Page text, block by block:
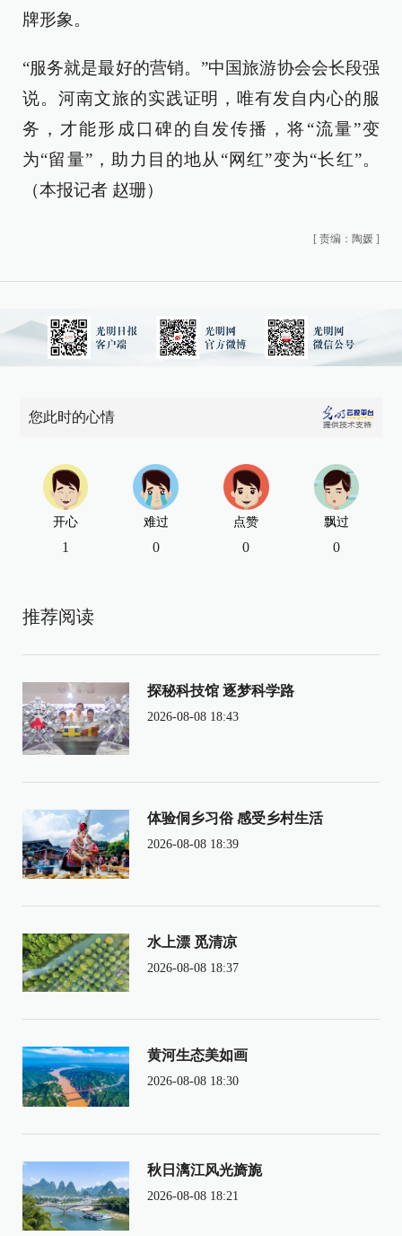
牌形象。
“服务就是最好的营销。”中国旅游协会会长段强
说。河南文旅的实践证明，唯有发自内心的服
务，才能形成口碑的自发传播，将“流量”变
为“留量”，助力目的地从“网红”变为“长红”。
（本报记者 赵珊）
[ 责编：陶媛 ]
您此时的心情
开心
1
难过
0
点赞
0
飘过
0
推荐阅读
探秘科技馆 逐梦科学路
2026-08-08 18:43
体验侗乡习俗 感受乡村生活
2026-08-08 18:39
水上漂 觅清凉
2026-08-08 18:37
黄河生态美如画
2026-08-08 18:30
秋日漓江风光旖旎
2026-08-08 18:21